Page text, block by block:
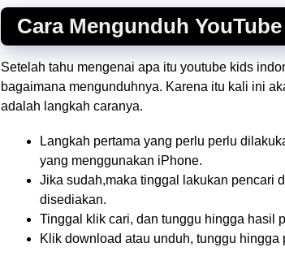
Cara Mengunduh
Setelah tahu mengenai apa itu youtube kids
bagaimana mengunduhnya. Karena itu kali ini
adalah langkah caranya.
Langkah pertama yang perlu perlu
yang menggunakan iPhone.
Jika sudah,maka tinggal lakukan pencari
disediakan.
Tinggal klik cari, dan tunggu hingga hasil
Klik download atau unduh, tunggu